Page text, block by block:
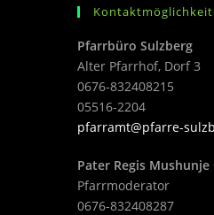
Pfarrbüro Sulzberg
Alter Pfarrhof, Dorf 3
0676-832408215
05516-2204
pfarramt@pfarre-
Pater Regis Mushunje
Pfarrmoderator
0676-832408287